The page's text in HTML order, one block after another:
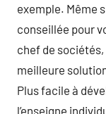
exemple. Même
conseillée pour
chef de sociétés,
meilleure
Plus facile à
l’enseigne